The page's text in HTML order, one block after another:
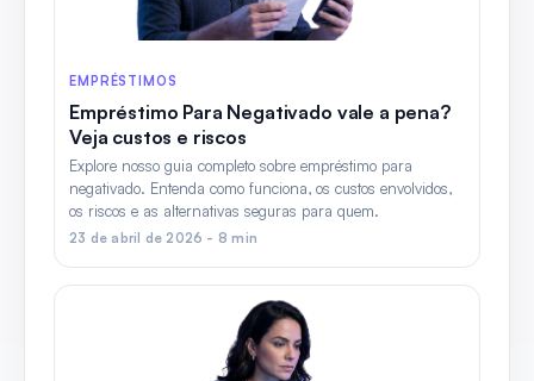
EMPRÉSTIMOS
Empréstimo Para Negativado vale a pena?
Veja custos e riscos
Explore nosso guia completo sobre empréstimo para
negativado. Entenda como funciona, os custos envolvidos,
os riscos e as alternativas seguras para quem.
23 de abril de 2026 - 8 min